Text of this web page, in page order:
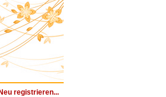
Neu registrieren...